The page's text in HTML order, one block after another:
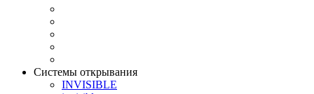
Системы открывания
INVISIBLE